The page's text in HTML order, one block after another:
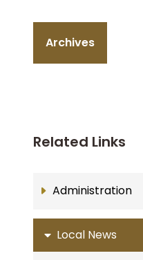
Archives
Related Links
Administration
Local News